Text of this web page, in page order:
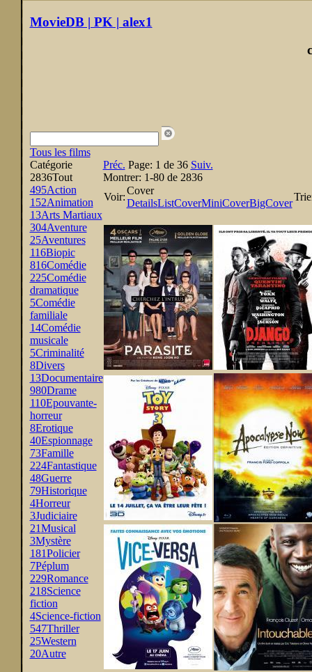
MovieDB | PK | alex1
Tous les films
Catégorie
2836Tout
495Action
152Animation
13Arts Martiaux
304Aventure
25Aventures
116Biopic
816Comédie
225Comédie
dramatique
5Comédie
familiale
14Comédie
musicale
5Criminalité
8Divers
13Documentaire
980Drame
110Epouvante-
horreur
8Erotique
40Espionnage
73Famille
224Fantastique
48Guerre
79Historique
4Horreur
3Judiciaire
21Musical
3Mystère
181Policier
7Péplum
229Romance
218Science
fiction
4Science-fiction
547Thriller
25Western
20Autre
Préc. Page: 1 de 36 Suiv.
Montrer: 1-80 de 2836
Voir:
Cover
DetailsListCoverMiniCoverBigCover